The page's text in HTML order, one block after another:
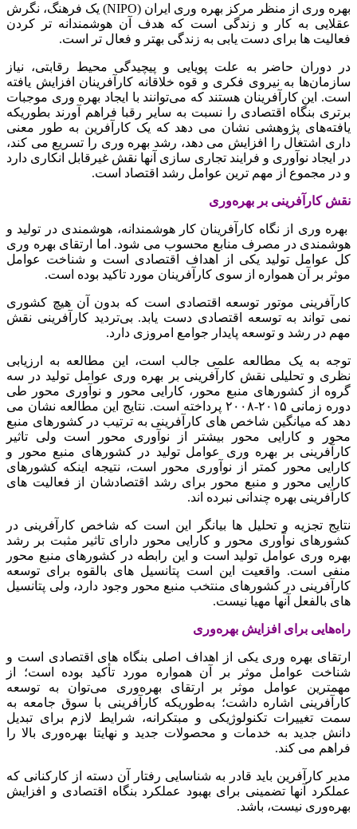
بهره وری از منظر مرکز بهره وری ایران (NIPO) یک فرهنگ، نگرش
عقلایی به کار و زندگی است که هدف آن هوشمندانه تر کردن
فعالیت ها برای دست یابی به زندگی بهتر و فعال تر است.
در دوران حاضر به علت پویایی و پیچیدگی محیط رقابتی، نیاز
سازمان‌ها به نیروی فکری و قوه خلاقانه کارآفرینان افزایش یافته
است. این کارآفرینان هستند که می‌توانند با ایجاد بهره وری موجبات
برتری بنگاه اقتصادی را نسبت به سایر رقبا فراهم آورند بطوریکه
یافته‌های پژوهشی نشان می دهد که یک کارآفرین به طور معنی
داری اشتغال را افزایش می دهد، رشد بهره وری را تسریع می کند،
در ایجاد نوآوری و فرایند تجاری سازی آنها نقش غیرقابل انکاری دارد
و در مجموع از مهم ترین عوامل رشد اقتصاد است.
نقش کارآفرینی بر بهره‌وری
بهره وری از نگاه کارآفرینان کار هوشمندانه، هوشمندی در تولید و
هوشمندی در مصرف منابع محسوب می شود. اما ارتقای بهره وری
کل عوامل تولید یکی از اهداف اقتصادی است و شناخت عوامل
موثر بر آن همواره از سوی کارآفرینان مورد تاکید بوده است.
کارآفرینی موتور توسعه اقتصادی است که بدون آن هیچ کشوری
نمی تواند به توسعه اقتصادی دست یابد. بی‌تردید کارآفرینی نقش
مهم در رشد و توسعه پایدار جوامع امروزی دارد.
توجه به یک مطالعه علمی جالب است، این مطالعه به ارزیابی
نظری و تحلیلی نقش کارآفرینی بر بهره وری عوامل تولید در سه
گروه از کشورهای منبع محور، کارایی محور و نوآوری محور طی
دوره زمانی ۲۰۱۵-۲۰۰۸ پرداخته است. نتایج این مطالعه نشان می
دهد که میانگین شاخص های کارآفرینی به ترتیب در کشورهای منبع
محور و کارایی محور بیشتر از نوآوری محور است ولی تاثیر
کارآفرینی بر بهره وری عوامل تولید در کشورهای منبع محور و
کارایی محور کمتر از نوآوری محور است، نتیجه اینکه کشورهای
کارایی محور و منبع محور برای رشد اقتصادشان از فعالیت های
کارآفرینی بهره چندانی نبرده اند.
نتایج تجزیه و تحلیل ها بیانگر این است که شاخص کارآفرینی در
کشورهای نوآوری محور و کارایی محور دارای تاثیر مثبت بر رشد
بهره وری عوامل تولید است و این رابطه در کشورهای منبع محور
منفی است. واقعیت این است پتانسیل های بالقوه برای توسعه
کارآفرینی در کشورهای منتخب منبع محور وجود دارد، ولی پتانسیل
های بالفعل آنها مهیا نیست.
راه‌هایی برای افزایش بهره‌وری
ارتقای بهره وری یکی از اهداف اصلی بنگاه های اقتصادی است و
شناخت عوامل موثر بر آن همواره مورد تأکید بوده است؛ از
مهمترین عوامل موثر بر ارتقای بهره‌وری می‌توان به توسعه
کارآفرینی اشاره داشت؛ به‌طوریکه کارآفرینی با سوق جامعه به
سمت تغییرات تکنولوژیکی و مبتکرانه، شرایط لازم برای تبدیل
دانش جدید به خدمات و محصولات جدید و نهایتا بهره‌وری بالا را
فراهم می کند.
مدیر کارآفرین باید قادر به شناسایی رفتار آن دسته از کارکنانی که
عملکرد آنها تضمینی برای بهبود عملکرد بنگاه اقتصادی و افزایش
بهره‌وری نیست، باشد.